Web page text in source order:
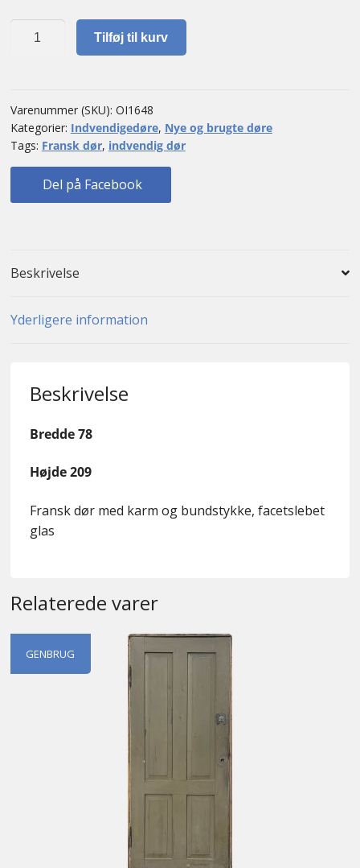
Fransk
og
bundstykke
antal
Tilføj til kurv
Varenummer (SKU): OI1648
Kategorier: Indvendigedøre, Nye og brugte døre
Tags: Fransk dør, indvendig dør
Del på Facebook
Beskrivelse
Yderligere information
Beskrivelse
Bredde 78
Højde 209
Fransk dør med karm og bundstykke, facetslebet
glas
Relaterede varer
GENBRUG